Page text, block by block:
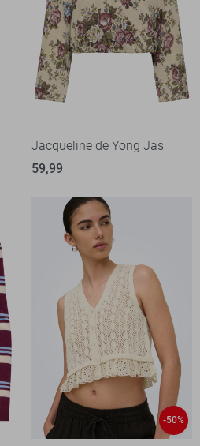
Jacqueline de Yong Jas
59,99
-50%